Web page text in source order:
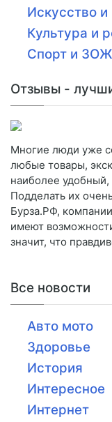
Искусство и
Культура и
Спорт и ЗОЖ
Отзывы -
Многие люди уже
любые товары,
наиболее
Подделать их
Бурза.РФ,
имеют
значит, что
Все новости
Авто мото
Здоровье
История
Интересное
Интернет